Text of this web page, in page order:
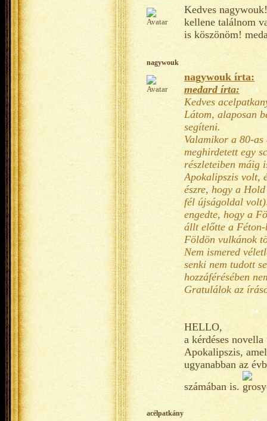
Kedves
kellene találnom
is köszönöm!
nagywouk
nagywouk írta:
medard írta:
Kedves
Látom, alaposan
segíteni.
Valamikor a 80-
meghirdetett egy
részleteiben máig
Apokalipszis volt,
észre, hogy a
fél újságoldal
engedte, hogy a
állt előtte a
Földön vulkánok
Nem ismered
senki nem tudott
hozzáférésében
Gratulálok az
HELLO,
a kérdéses
Apokalipszis,
ugyanabban az
számában is.
acélpatkány